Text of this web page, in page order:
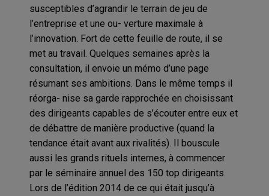
susceptibles d’agrandir le terrain de jeu de
l’entreprise et une ou- verture maximale à
l’innovation. Fort de cette feuille de route, il se
met au travail. Quelques semaines après la
consultation, il envoie un mémo d’une page
résumant ses ambitions. Dans le même temps il
réorga- nise sa garde rapprochée en choisissant
des dirigeants capables de s’écouter entre eux et
de débattre de manière productive (quand la
tendance était avant aux rivalités). Il bouscule
aussi les grands rituels internes, à commencer
par le séminaire annuel des 150 top dirigeants.
Lors de l’édition 2014 de ce qui était jusqu’à